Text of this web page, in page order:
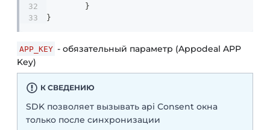
}
}
APP_KEY - обязательный параметр (Appodeal APP
Key)
К СВЕДЕНИЮ
SDK позволяет вызывать api Сonsent окна
только после синхронизации